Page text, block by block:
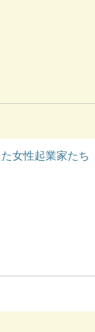
女性起業家たち